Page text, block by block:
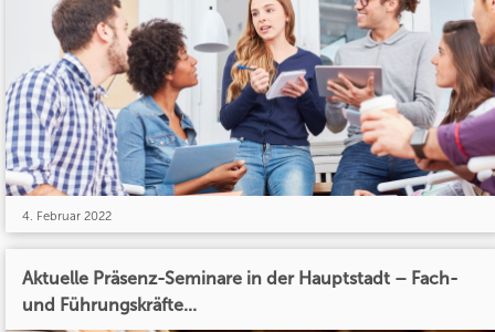
4. Februar 2022
Aktuelle Präsenz-Seminare in der Hauptstadt – Fach-
und Führungskräfte...